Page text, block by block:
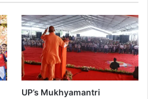
UP’s Mukhyamantri